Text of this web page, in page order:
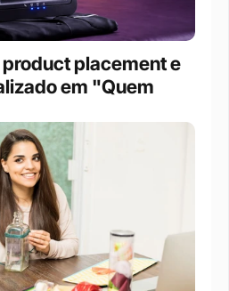
placement e
em "Quem